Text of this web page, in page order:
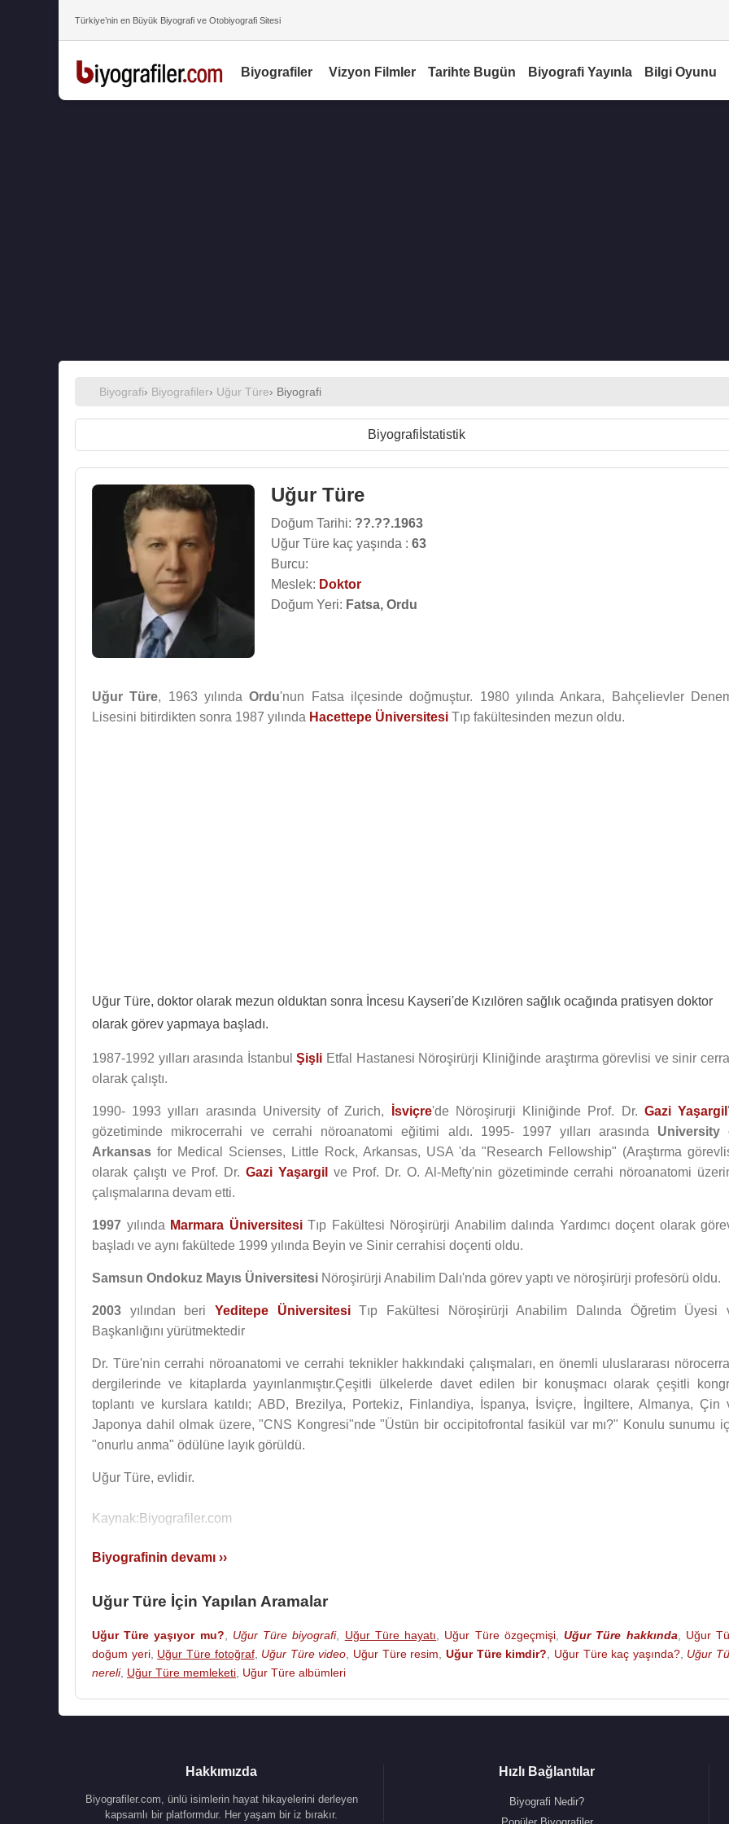
Türkiye’nin en Büyük Biyografi ve Otobiyografi Sitesi
Biyografiler Vizyon Filmler Tarihte Bugün Biyografi Yayınla Bilgi Oyunu
Biyografi› Biyografiler› Uğur Türe› Biyografi
Biyografi İstatistik
Uğur Türe
Doğum Tarihi: ??.??.1963
Uğur Türe kaç yaşında : 63
Burcu:
Meslek: Doktor
Doğum Yeri: Fatsa, Ordu
Uğur Türe, 1963 yılındaOrdu'nun Fatsa ilçesinde doğmuştur. 1980 yılında Ankara, Bahçelievler
Lisesini bitirdikten sonra 1987 yılında Hacettepe Üniversitesi Tıp fakültesinden mezun oldu.
Uğur Türe, doktor olarak mezun olduktan sonra İncesu Kayseri'de Kızılören sağlık ocağında pratisyen doktor
olarak görev yapmaya başladı.
1987-1992 yılları arasında İstanbulŞişli Etfal Hastanesi Nöroşirürji Kliniğinde araştırma görevlisi ve sinir
olarak çalıştı.
1990- 1993 yılları arasında University of Zurich, İsviçre'de Nöroşirurji Kliniğinde Prof. Dr. Gazi Yaşargil
gözetiminde mikrocerrahi ve cerrahi nöroanatomi eğitimi aldı. 1995- 1997 yılları arasında University
Arkansas for Medical Scienses, Little Rock, Arkansas, USA 'da "Research Fellowship" (Araştırma
olarak çalıştı ve Prof. Dr. Gazi Yaşargil
ve Prof. Dr. O. Al-Mefty'nin gözetiminde cerrahi nöroanatomi
çalışmalarına devam etti.
1997 yılında Marmara ÜniversitesiTıp Fakültesi Nöroşirürji Anabilim dalında Yardımcı doçent olarak
başladı ve aynı fakültede 1999 yılında Beyin ve Sinir cerrahisi doçenti oldu.
Samsun Ondokuz Mayıs Üniversitesi Nöroşirürji Anabilim Dalı'nda görev yaptı ve nöroşirürji profesörü oldu.
2003 yılından beri Yeditepe ÜniversitesiTıp Fakültesi Nöroşirürji Anabilim Dalında Öğretim Üyesi
Başkanlığını yürütmektedir
Dr. Türe'nin cerrahi nöroanatomi ve cerrahi teknikler hakkındaki çalışmaları, en önemli uluslararası
dergilerinde ve kitaplarda yayınlanmıştır.Çeşitli ülkelerde davet edilen bir konuşmacı olarak çeşitli
toplantı ve kurslara katıldı; ABD, Brezilya, Portekiz, Finlandiya, İspanya, İsviçre, İngiltere, Almanya, Çin
Japonya dahil olmak üzere, "CNS Kongresi"nde "Üstün bir occipitofrontal fasikül var mı?" Konulu sunumu
"onurlu anma" ödülüne layık görüldü.
Uğur Türe, evlidir.
Kaynak:Biyografiler.com
Biyografinin devamı ››
Uğur Türe İçin Yapılan Aramalar
Uğur Türe yaşıyor mu? Uğur Türe biyografi, Uğur Türe hayatı Uğur Türe özgeçmişi,Uğur Türe hakkında
Uğur
doğum yeri, Uğur Türe fotoğraf, Uğur Türe video Uğur Türe resim Uğur Türe kimdir? Uğur Türe kaç yaşında?, Uğur
nereli, Uğur Türe memleketi Uğur Türe albümleri
Hakkımızda
Biyografiler.com, ünlü isimlerin hayat hikayelerini derleyen
kapsamlı bir platformdur. Her yaşam bir iz bırakır.
Hızlı Bağlantılar
Biyografi Nedir?